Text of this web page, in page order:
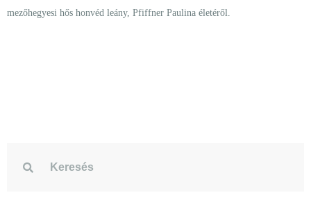
mezőhegyesi hős honvéd leány, Pfiffner Paulina életéről.